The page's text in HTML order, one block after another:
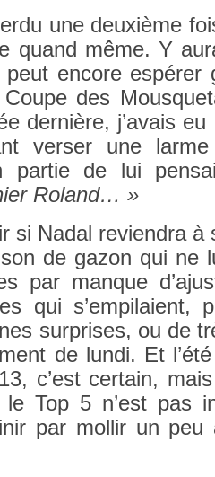
une deuxième
quand même. Y
peut en­core espérer
des
dernière, j’avais
vers­er une
par­tie de lui
Roland… »
si Nadal re­viendra à
de gazon qui ne
par man­que
qui s’em­pilaient,
sur­prises, ou de
de lundi. Et
c’est cer­tain,
le Top 5 n’est pas
par mol­lir un